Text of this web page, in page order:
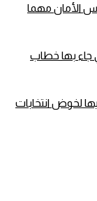
الأمان مهما
جاء بها خطاب
لخوض انتخابات